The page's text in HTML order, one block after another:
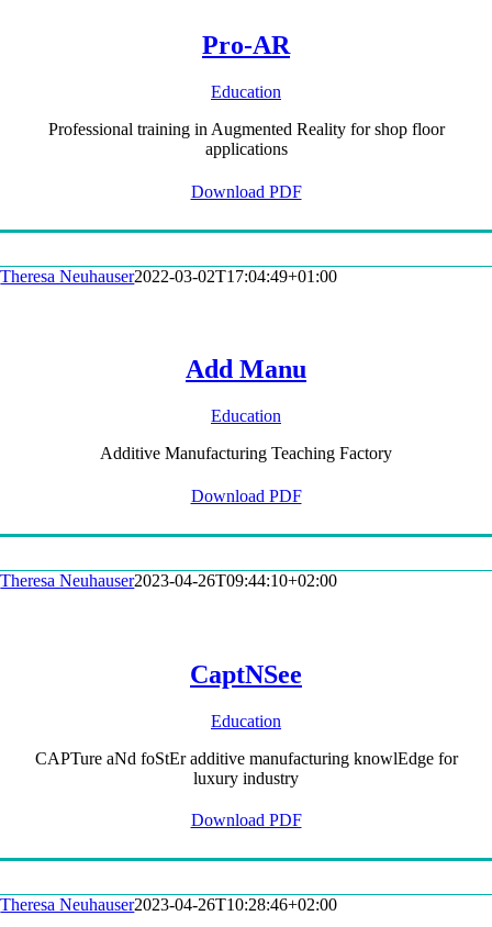
Pro-AR
Education
Professional training in Augmented Reality for shop floor
applications
Download PDF
Theresa Neuhauser2022-03-02T17:04:49+01:00
Add Manu
Education
Additive Manufacturing Teaching Factory
Download PDF
Theresa Neuhauser2023-04-26T09:44:10+02:00
CaptNSee
Education
CAPTure aNd foStEr additive manufacturing knowlEdge for
luxury industry
Download PDF
Theresa Neuhauser2023-04-26T10:28:46+02:00